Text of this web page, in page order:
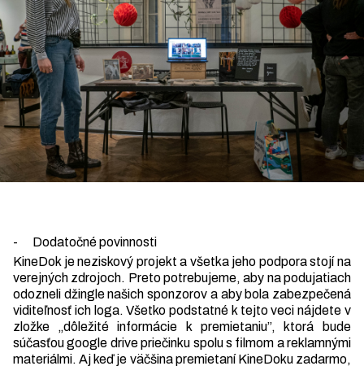
- Dodatočné povinnosti
KineDok je neziskový projekt a všetka jeho podpora stojí na
verejných zdrojoch. Preto potrebujeme, aby na podujatiach
odozneli džingle našich sponzorov a aby bola zabezpečená
viditeľnosť ich loga. Všetko podstatné k tejto veci nájdete v
zložke „dôležité informácie k premietaniu”, ktorá bude
súčasťou google drive priečinku spolu s filmom a reklamnými
materiálmi. Aj keď je väčšina premietaní KineDoku zadarmo,